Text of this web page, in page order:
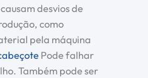
desvios de
como
pela máquina
Pode falhar
Também pode ser